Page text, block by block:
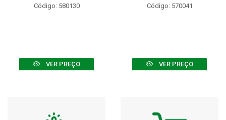
Código: 580130
VER PREÇO
Código: 570041
VER PREÇO